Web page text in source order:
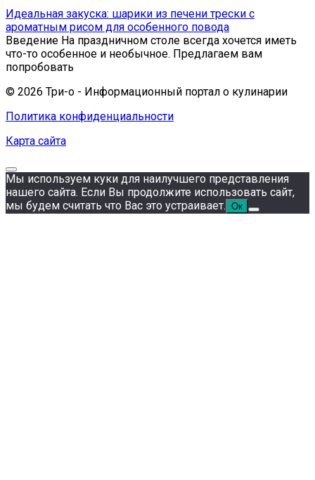
Идеальная закуска: шарики из печени трески с
ароматным рисом для особенного повода
Введение На праздничном столе всегда хочется иметь
что-то особенное и необычное. Предлагаем вам
попробовать
© 2026 Три-о - Информационный портал о кулинарии
Политика конфиденциальности
Карта сайта
Мы используем куки для наилучшего представления
нашего сайта. Если Вы продолжите использовать сайт,
мы будем считать что Вас это устраивает. Ок